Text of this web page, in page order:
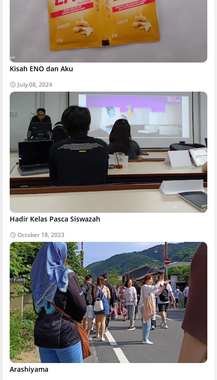
Kisah ENO dan Aku
July 08, 2024
Hadir Kelas Pasca Siswazah
October 18, 2023
Arashiyama